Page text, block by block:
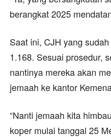
berangkat 2025
Saat ini, CJH yang
1.168. Sesuai prosedur,
nantinya mereka akan
jemaah ke kantor
“Nanti jemaah kita
koper mulai tanggal 25